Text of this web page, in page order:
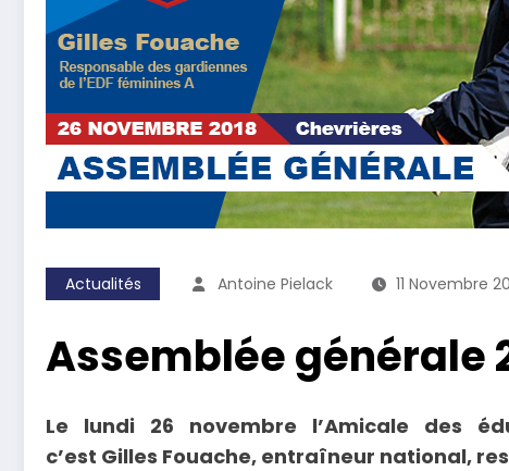
Actualités Antoine Pielack 11 Novembre
Assemblée générale
Le lundi 26 novembre l’Amicale des
c’est Gilles Fouache, entraîneur national,